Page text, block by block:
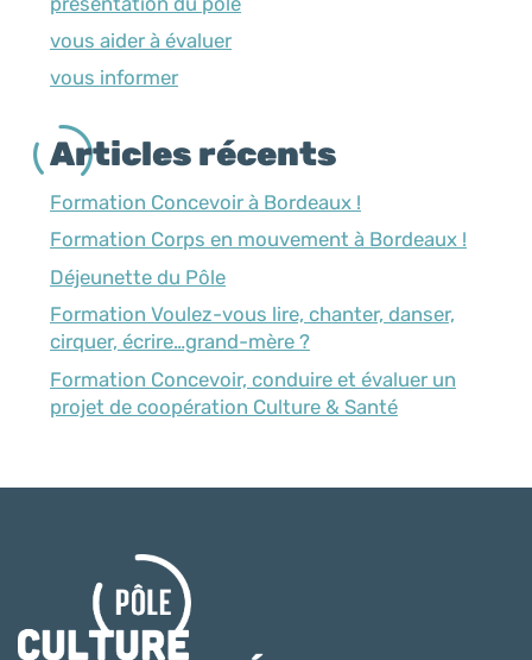
vous aider à évaluer
vous informer
Articles récents
Formation Concevoir à Bordeaux !
Formation Corps en mouvement à Bordeaux !
Déjeunette du Pôle
Formation Voulez-vous lire, chanter, danser,
cirquer, écrire…grand-mère ?
Formation Concevoir, conduire et évaluer un
projet de coopération Culture & Santé